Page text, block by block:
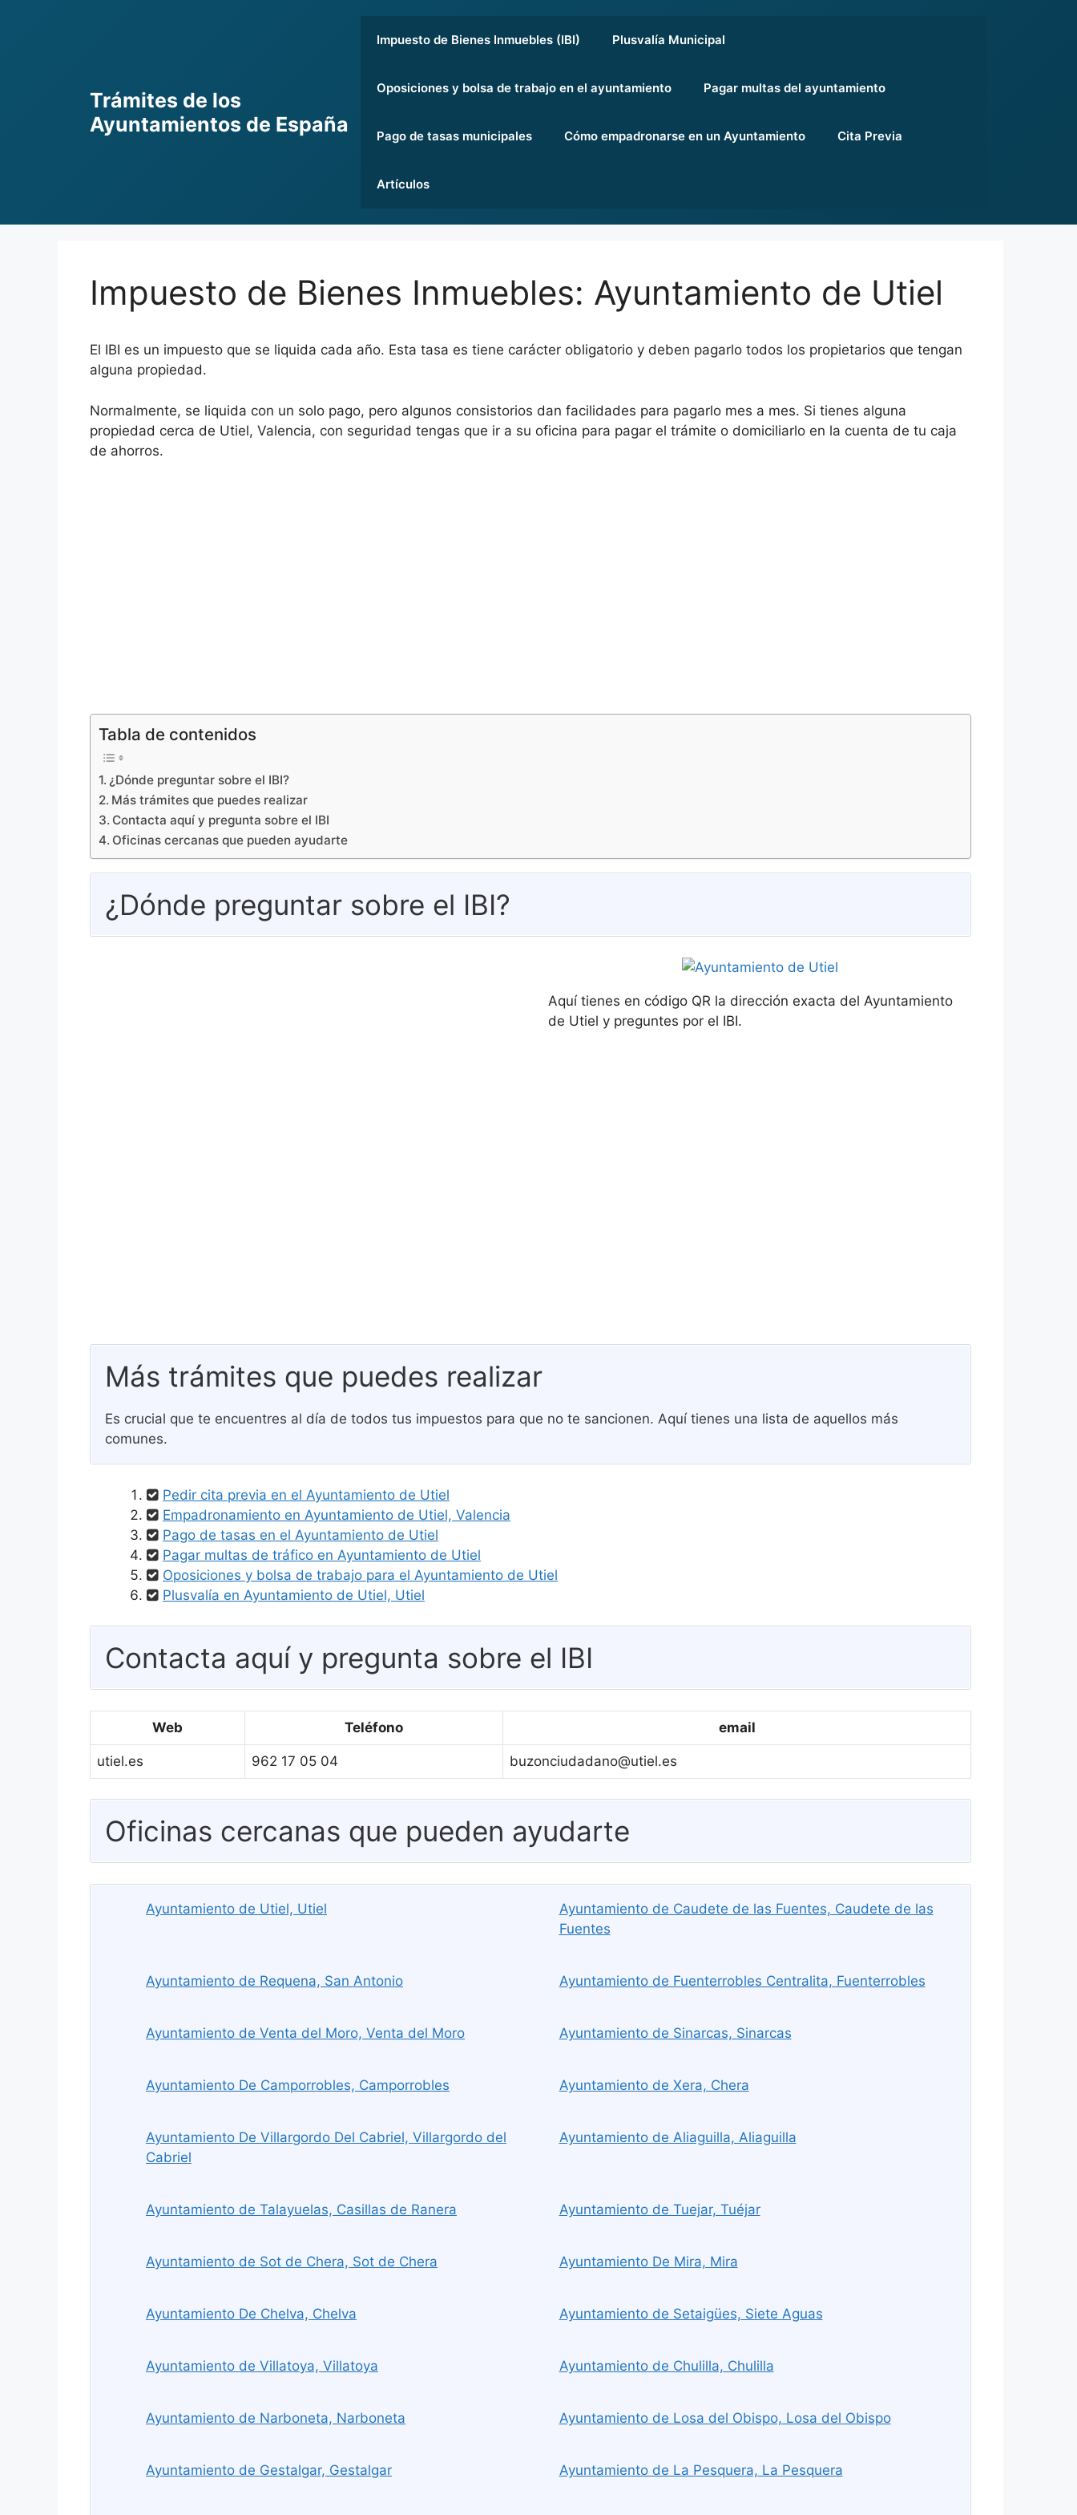
Trámites de los
Ayuntamientos de España
Impuesto de Bienes Inmuebles (IBI) Plusvalía Municipal
Oposiciones y bolsa de trabajo en el ayuntamiento Pagar multas del ayuntamiento
Pago de tasas municipales Cómo empadronarse en un Ayuntamiento Cita Previa
Artículos
Impuesto de Bienes Inmuebles: Ayuntamiento de Utiel
El IBI es un impuesto que se liquida cada año. Esta tasa es tiene carácter obligatorio y deben pagarlo todos los propietarios que tengan
alguna propiedad.
Normalmente, se liquida con un solo pago, pero algunos consistorios dan facilidades para pagarlo mes a mes. Si tienes alguna
propiedad cerca de Utiel, Valencia, con seguridad tengas que ir a su oficina para pagar el trámite o domiciliarlo en la cuenta de tu caja
de ahorros.
Tabla de contenidos
¿Dónde preguntar sobre el IBI?
Más trámites que puedes realizar
Contacta aquí y pregunta sobre el IBI
Oficinas cercanas que pueden ayudarte
¿Dónde preguntar sobre el IBI?
Aquí tienes en código QR la dirección exacta del Ayuntamiento
de Utiel y preguntes por el IBI.
Más trámites que puedes realizar
Es crucial que te encuentres al día de todos tus impuestos para que no te sancionen. Aquí tienes una lista de aquellos más
comunes.
Pedir cita previa en el Ayuntamiento de Utiel
Empadronamiento en Ayuntamiento de Utiel, Valencia
Pago de tasas en el Ayuntamiento de Utiel
Pagar multas de tráfico en Ayuntamiento de Utiel
Oposiciones y bolsa de trabajo para el Ayuntamiento de Utiel
Plusvalía en Ayuntamiento de Utiel, Utiel
Contacta aquí y pregunta sobre el IBI
Web Teléfono email
utiel.es 962 17 05 04 buzonciudadano@utiel.es
Oficinas cercanas que pueden ayudarte
Ayuntamiento de Utiel, Utiel
Ayuntamiento de Caudete de las Fuentes, Caudete de las
Fuentes
Ayuntamiento de Requena, San Antonio Ayuntamiento de Fuenterrobles Centralita, Fuenterrobles
Ayuntamiento de Venta del Moro, Venta del Moro Ayuntamiento de Sinarcas, Sinarcas
Ayuntamiento De Camporrobles, Camporrobles Ayuntamiento de Xera, Chera
Ayuntamiento De Villargordo Del Cabriel, Villargordo del
Cabriel
Ayuntamiento de Aliaguilla, Aliaguilla
Ayuntamiento de Talayuelas, Casillas de Ranera Ayuntamiento de Tuejar, Tuéjar
Ayuntamiento de Sot de Chera, Sot de Chera Ayuntamiento De Mira, Mira
Ayuntamiento De Chelva, Chelva Ayuntamiento de Setaigües, Siete Aguas
Ayuntamiento de Villatoya, Villatoya Ayuntamiento de Chulilla, Chulilla
Ayuntamiento de Narboneta, Narboneta Ayuntamiento de Losa del Obispo, Losa del Obispo
Ayuntamiento de Gestalgar, Gestalgar Ayuntamiento de La Pesquera, La Pesquera